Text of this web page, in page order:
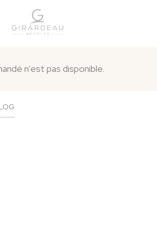
n'est pas disponible.